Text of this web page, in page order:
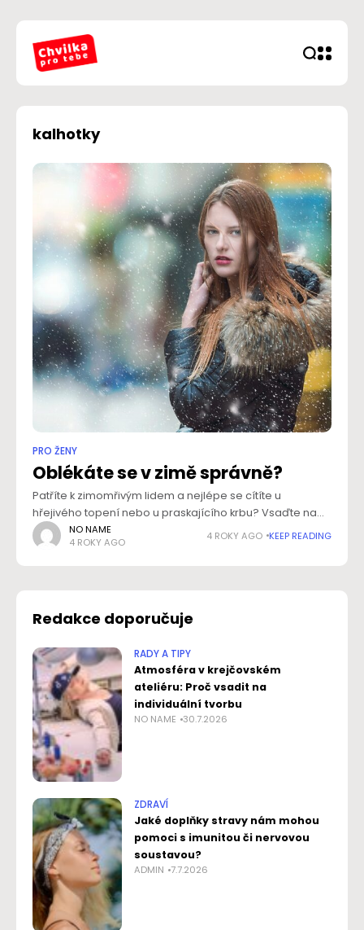
kalhotky
PRO ŽENY
Oblékáte se v zimě správně?
Patříte k zimomřivým lidem a nejlépe se cítíte u
hřejivého topení nebo u praskajícího krbu? Vsaďte na
správné oblékání a přežijte chladné počasí bez
ledových rukou a nohou. Poradíme vám,
NO NAME
4 ROKY AGO
4 ROKY AGO KEEP READING
Redakce doporučuje
RADY A TIPY
Atmosféra v krejčovském
ateliéru: Proč vsadit na
individuální tvorbu
NO NAME 30.7.2026
ZDRAVÍ
Jaké doplňky stravy nám mohou
pomoci s imunitou či nervovou
soustavou?
ADMIN 7.7.2026